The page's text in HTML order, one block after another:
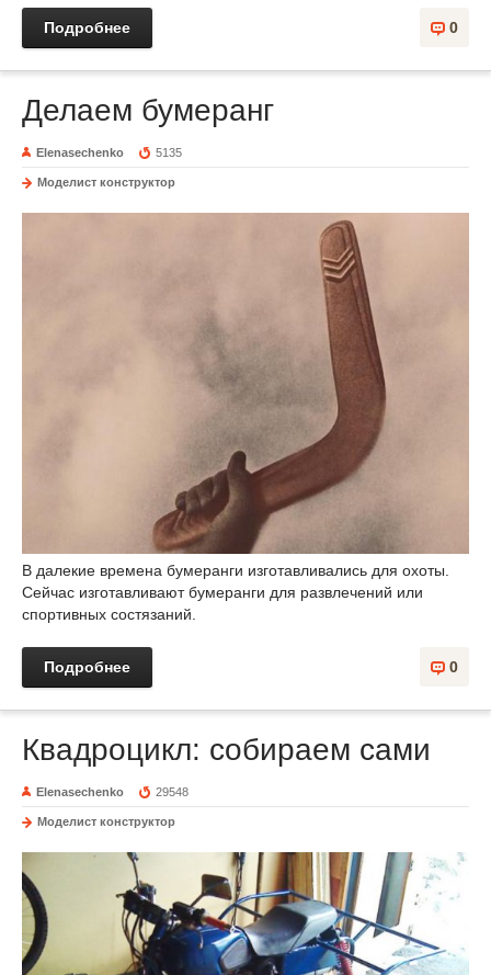
0
Подробнее
Делаем бумеранг
Elenasechenko 5135
Моделист конструктор
В далекие времена бумеранги изготавливались для охоты.
Сейчас изготавливают бумеранги для развлечений или
спортивных состязаний.
0
Подробнее
Квадроцикл: собираем сами
Elenasechenko 29548
Моделист конструктор